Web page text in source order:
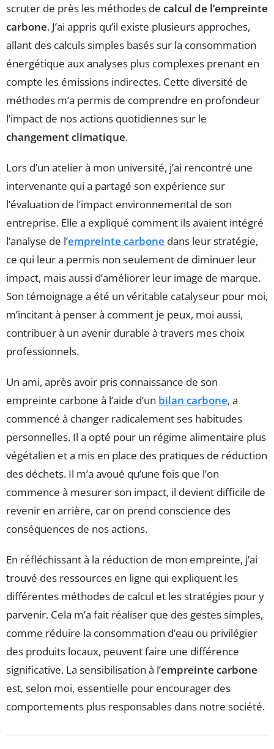
scruter de près les méthodes de calcul de l’empreinte
carbone. J’ai appris qu’il existe plusieurs approches,
allant des calculs simples basés sur la consommation
énergétique aux analyses plus complexes prenant en
compte les émissions indirectes. Cette diversité de
méthodes m’a permis de comprendre en profondeur
l’impact de nos actions quotidiennes sur le
changement climatique.
Lors d’un atelier à mon université, j’ai rencontré une
intervenante qui a partagé son expérience sur
l’évaluation de l’impact environnemental de son
entreprise. Elle a expliqué comment ils avaient intégré
l’analyse de l’empreinte carbone dans leur stratégie,
ce qui leur a permis non seulement de diminuer leur
impact, mais aussi d’améliorer leur image de marque.
Son témoignage a été un véritable catalyseur pour moi,
m’incitant à penser à comment je peux, moi aussi,
contribuer à un avenir durable à travers mes choix
professionnels.
Un ami, après avoir pris connaissance de son
empreinte carbone à l’aide d’un bilan carbone, a
commencé à changer radicalement ses habitudes
personnelles. Il a opté pour un régime alimentaire plus
végétalien et a mis en place des pratiques de réduction
des déchets. Il m’a avoué qu’une fois que l’on
commence à mesurer son impact, il devient difficile de
revenir en arrière, car on prend conscience des
conséquences de nos actions.
En réfléchissant à la réduction de mon empreinte, j’ai
trouvé des ressources en ligne qui expliquent les
différentes méthodes de calcul et les stratégies pour y
parvenir. Cela m’a fait réaliser que des gestes simples,
comme réduire la consommation d’eau ou privilégier
des produits locaux, peuvent faire une différence
significative. La sensibilisation à l’empreinte carbone
est, selon moi, essentielle pour encourager des
comportements plus responsables dans notre société.